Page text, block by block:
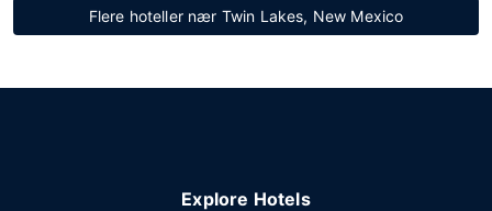
Flere hoteller nær Twin Lakes, New Mexico
Explore Hotels